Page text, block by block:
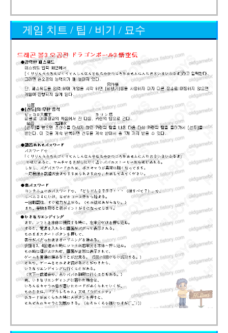
게임 치트 / 팁 / 비기 / 묘수